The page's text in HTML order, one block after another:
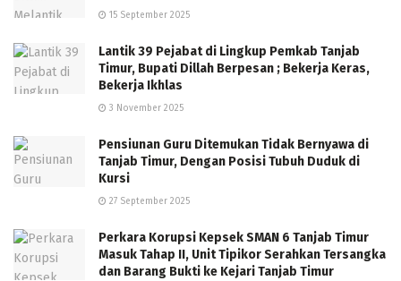
15 September 2025
Lantik 39 Pejabat di Lingkup Pemkab Tanjab
Timur, Bupati Dillah Berpesan ; Bekerja Keras,
Bekerja Ikhlas
3 November 2025
Pensiunan Guru Ditemukan Tidak Bernyawa di
Tanjab Timur, Dengan Posisi Tubuh Duduk di
Kursi
27 September 2025
Perkara Korupsi Kepsek SMAN 6 Tanjab Timur
Masuk Tahap II, Unit Tipikor Serahkan Tersangka
dan Barang Bukti ke Kejari Tanjab Timur